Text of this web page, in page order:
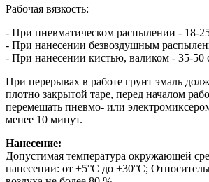
Рабочая вязкость:
- При пневматическом распылении - 18-
- При нанесении безвоздушным
- При нанесении кистью, валиком - 35-50
При перерывах в работе грунт эмаль
плотно закрытой таре, перед началом
перемешать пневмо- или
менее 10 минут.
Нанесение:
Допустимая температура окружающей
нанесении: от +5°С до +30°С;